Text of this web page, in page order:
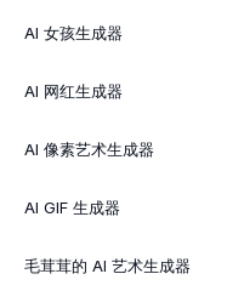
AI 女孩生成器
AI 网红生成器
AI 像素艺术生成器
AI GIF 生成器
毛茸茸的 AI 艺术生成器